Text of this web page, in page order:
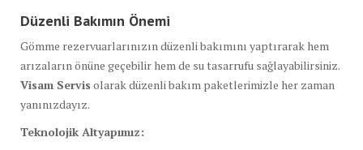
Düzenli Bakımın Önemi
Gömme rezervuarlarınızın düzenli bakımını yaptırarak hem
arızaların önüne geçebilir hem de su tasarrufu sağlayabilirsiniz.
Visam Servis olarak düzenli bakım paketlerimizle her zaman
yanınızdayız.
Teknolojik Altyapımız: